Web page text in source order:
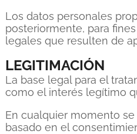
Los datos personales
posteriormente, para
legales que resulten de
LEGITIMACIÓN
La base legal para el
como el interés legítimo
En cualquier momento
basado en el